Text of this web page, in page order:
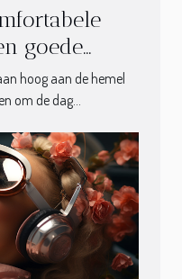
goede
hoog aan de hemel
om de dag...